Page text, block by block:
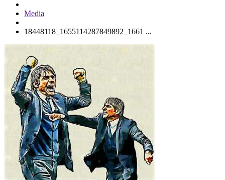
Media
18448118_1655114287849892_1661 ...